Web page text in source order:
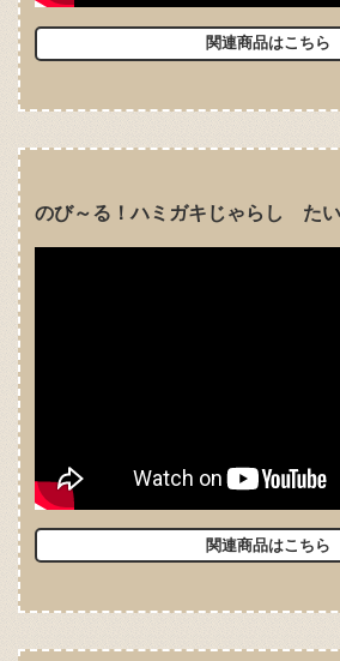
関連商品はこちら
のび～る！ハミガキじゃらし た
関連商品はこちら